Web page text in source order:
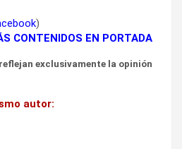
)
CONTENIDOS EN PORTADA
exclusivamente la opinión
autor: